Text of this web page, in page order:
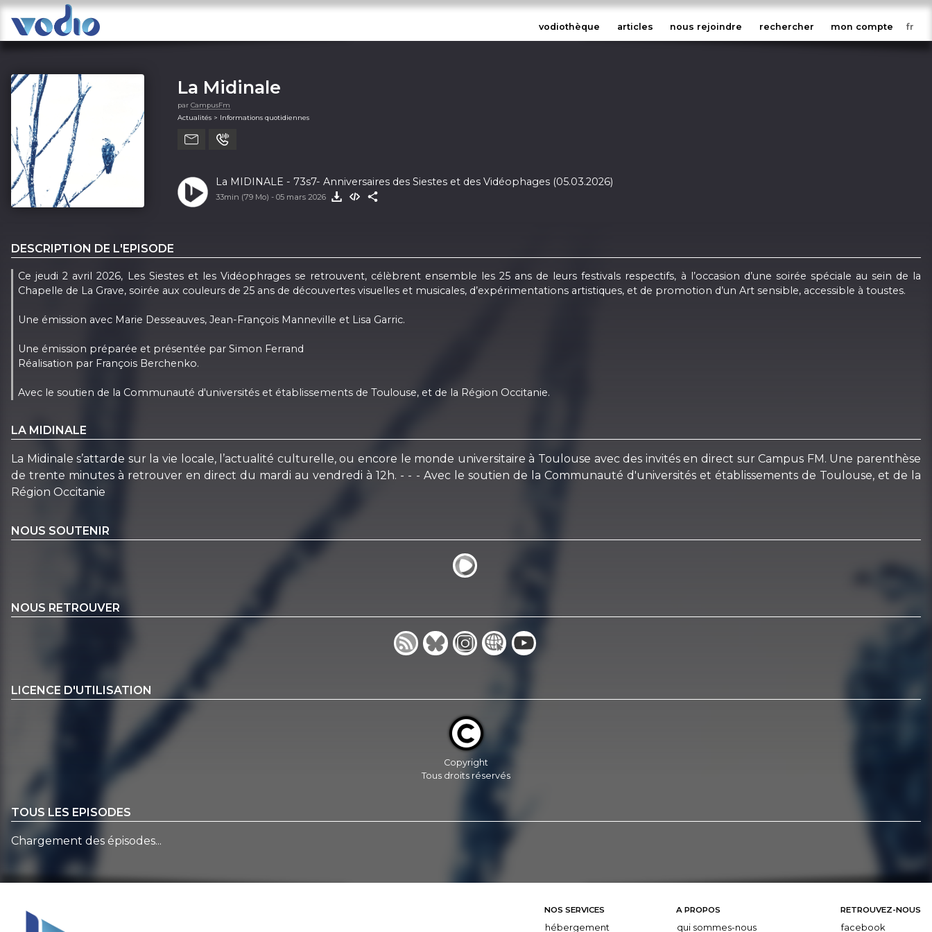
vodiothèque articles nous rejoindre rechercher mon compte
La Midinale
par CampusFm
Actualités > Informations quotidiennes
La MIDINALE - 73s7- Anniversaires des Siestes et des Vidéophages (05.03.2026)
33min (79 Mo) - 05 mars 2026
DESCRIPTION DE L'EPISODE
Ce jeudi 2 avril 2026, Les Siestes et les Vidéophrages se retrouvent, célèbrent ensemble les 25 ans de leurs festivals respectifs, à l’occasion d’une soirée spéciale au sein de la
Chapelle de La Grave, soirée aux couleurs de 25 ans de découvertes visuelles et musicales, d’expérimentations artistiques, et de promotion d’un Art sensible, accessible à toustes.
Une émission avec Marie Desseauves, Jean-François Manneville et Lisa Garric.
Une émission préparée et présentée par Simon Ferrand
Réalisation par François Berchenko.
Avec le soutien de la Communauté d'universités et établissements de Toulouse, et de la Région Occitanie.
LA MIDINALE
La Midinale s’attarde sur la vie locale, l’actualité culturelle, ou encore le monde universitaire à Toulouse avec des invités en direct sur Campus FM. Une parenthèse
de trente minutes à retrouver en direct du mardi au vendredi à 12h. - - - Avec le soutien de la Communauté d'universités et établissements de Toulouse, et de la
Région Occitanie
NOUS SOUTENIR
NOUS RETROUVER
LICENCE D'UTILISATION
Copyright
Tous droits réservés
TOUS LES EPISODES
Chargement des épisodes...
NOS SERVICES
hébergement
A PROPOS
qui sommes-nous
RETROUVEZ-NOUS
facebook